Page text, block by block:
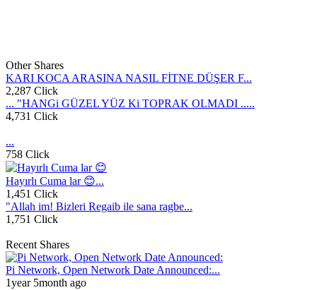
Other Shares
KARI KOCA ARASINA NASIL FİTNE DÜŞER F...
2,287 Click
... "HANGi GÜZEL YÜZ Ki TOPRAK OLMADI .....
4,731 Click
...
758 Click
Hayırlı Cuma lar 😊...
1,451 Click
"Allah im! Bizleri Regaib ile sana ragbe...
1,751 Click
Recent Shares
Pi Network, Open Network Date Announced:...
1year 5month ago